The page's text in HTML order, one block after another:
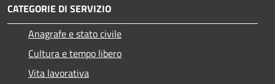
CATEGORIE DI SERVIZIO
Anagrafe e stato civile
Cultura e tempo libero
Vita lavorativa